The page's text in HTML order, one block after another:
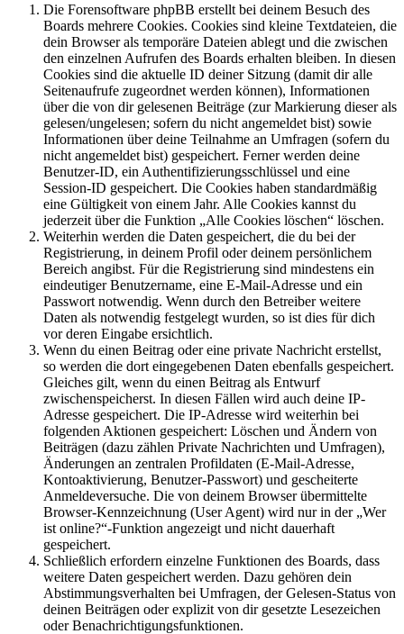
Die Forensoftware phpBB erstellt bei deinem Besuch des
Boards mehrere Cookies. Cookies sind kleine Textdateien, die
dein Browser als temporäre Dateien ablegt und die zwischen
den einzelnen Aufrufen des Boards erhalten bleiben. In diesen
Cookies sind die aktuelle ID deiner Sitzung (damit dir alle
Seitenaufrufe zugeordnet werden können), Informationen
über die von dir gelesenen Beiträge (zur Markierung dieser als
gelesen/ungelesen; sofern du nicht angemeldet bist) sowie
Informationen über deine Teilnahme an Umfragen (sofern du
nicht angemeldet bist) gespeichert. Ferner werden deine
Benutzer-ID, ein Authentifizierungsschlüssel und eine
Session-ID gespeichert. Die Cookies haben standardmäßig
eine Gültigkeit von einem Jahr. Alle Cookies kannst du
jederzeit über die Funktion „Alle Cookies löschen“ löschen.
Weiterhin werden die Daten gespeichert, die du bei der
Registrierung, in deinem Profil oder deinem persönlichem
Bereich angibst. Für die Registrierung sind mindestens ein
eindeutiger Benutzername, eine E-Mail-Adresse und ein
Passwort notwendig. Wenn durch den Betreiber weitere
Daten als notwendig festgelegt wurden, so ist dies für dich
vor deren Eingabe ersichtlich.
Wenn du einen Beitrag oder eine private Nachricht erstellst,
so werden die dort eingegebenen Daten ebenfalls gespeichert.
Gleiches gilt, wenn du einen Beitrag als Entwurf
zwischenspeicherst. In diesen Fällen wird auch deine IP-
Adresse gespeichert. Die IP-Adresse wird weiterhin bei
folgenden Aktionen gespeichert: Löschen und Ändern von
Beiträgen (dazu zählen Private Nachrichten und Umfragen),
Änderungen an zentralen Profildaten (E-Mail-Adresse,
Kontoaktivierung, Benutzer-Passwort) und gescheiterte
Anmeldeversuche. Die von deinem Browser übermittelte
Browser-Kennzeichnung (User Agent) wird nur in der „Wer
ist online?“-Funktion angezeigt und nicht dauerhaft
gespeichert.
Schließlich erfordern einzelne Funktionen des Boards, dass
weitere Daten gespeichert werden. Dazu gehören dein
Abstimmungsverhalten bei Umfragen, der Gelesen-Status von
deinen Beiträgen oder explizit von dir gesetzte Lesezeichen
oder Benachrichtigungsfunktionen.